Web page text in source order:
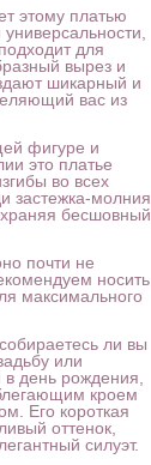
этому платью
для
вырез и
шикарный и
вас из
фигуре и
это платье
во всех
застежка-молния
бесшовный
почти не
носить
максимального
ли вы
или
день рождения,
кроем
Его короткая
оттенок,
силуэт.